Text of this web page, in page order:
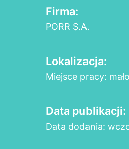
Firma:
PORR S.A.
Lokalizacja:
Miejsce pracy:
Data publikacji:
Data dodania: